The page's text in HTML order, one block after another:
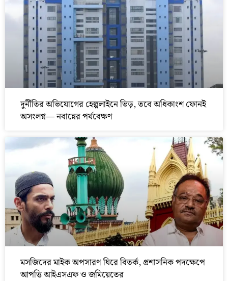
দুর্নীতির অভিযোগের হেল্পলাইনে ভিড়, তবে অধিকাংশ ফোনই
অসংলগ্ন— নবান্নের পর্যবেক্ষণ
মসজিদের মাইক অপসারণ ঘিরে বিতর্ক, প্রশাসনিক পদক্ষেপে
আপত্তি আইএসএফ ও জমিয়েতের